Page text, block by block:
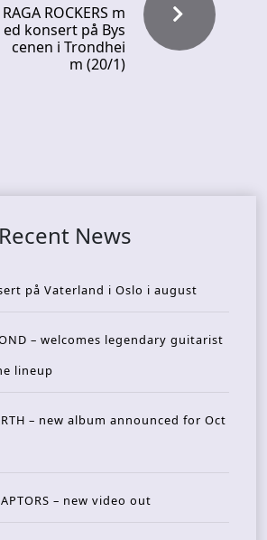
RAGA ROCKERS m
ed konsert på Bys
cenen i Trondhei
m (20/1)
Recent News
på Vaterland i Oslo i august
– welcomes legendary guitarist
lineup
– new album announced for Oct
– new video out